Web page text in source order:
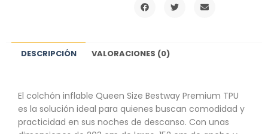
DESCRIPCIÓN VALORACIONES (0)
El colchón inflable Queen Size Bestway Premium TPU
es la solución ideal para quienes buscan comodidad y
practicidad en sus noches de descanso. Con unas